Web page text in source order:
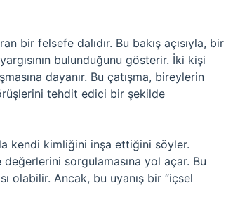
bir felsefe dalıdır. Bu bakış açısıyla, bir
bulunduğunu gösterir. İki kişi
dayanır. Bu çatışma, bireylerin
tehdit edici bir şekilde
kendi kimliğini inşa ettiğini söyler.
değerlerini sorgulamasına yol açar. Bu
olabilir. Ancak, bu uyanış bir “içsel